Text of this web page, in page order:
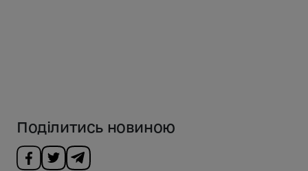
Поділитись новиною